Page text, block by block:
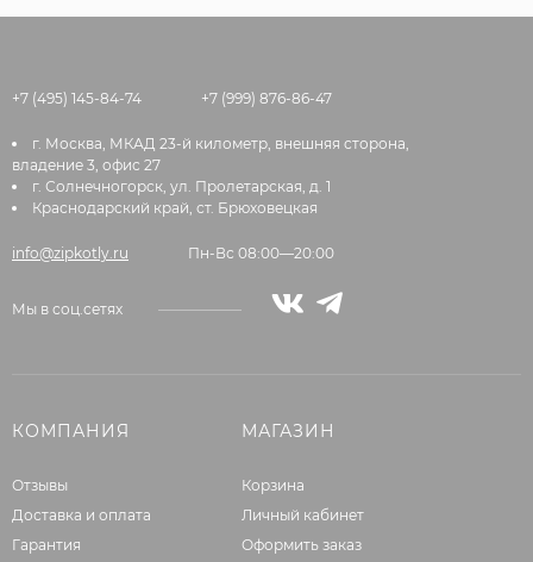
+7 (495) 145-84-74 +7 (999) 876-86-47
г. Москва, МКАД 23-й километр, внешняя сторона,
владение 3, офис 27
г. Солнечногорск, ул. Пролетарская, д. 1
Краснодарский край, ст. Брюховецкая
info@zipkotly.ru Пн-Вс 08:00—20:00
Мы в соц.сетях
КОМПАНИЯ
Отзывы
Доставка и оплата
Гарантия
МАГАЗИН
Корзина
Личный кабинет
Оформить заказ